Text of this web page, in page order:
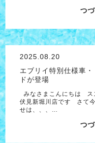
つ
2025.08.20
エブリイ特別仕様車・
ドが登場
みなさまこんにちは ス
伏見新堀川店です さて
せは、、、…
つ